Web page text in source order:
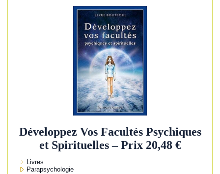
Développez Vos Facultés Psychiques
et Spirituelles – Prix 20,48 €
Livres
Parapsychologie